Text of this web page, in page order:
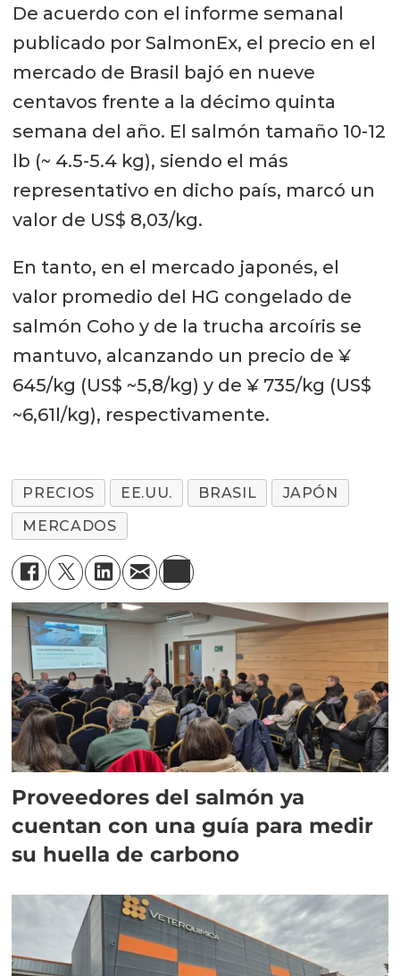
De acuerdo con el informe semanal
publicado por SalmonEx, el precio en el
mercado de Brasil bajó en nueve
centavos frente a la décimo quinta
semana del año. El salmón tamaño 10-12
lb (~ 4.5-5.4 kg), siendo el más
representativo en dicho país, marcó un
valor de US$ 8,03/kg.
En tanto, en el mercado japonés, el
valor promedio del HG congelado de
salmón Coho y de la trucha arcoíris se
mantuvo, alcanzando un precio de ¥
645/kg (US$ ~5,8/kg) y de ¥ 735/kg (US$
~6,61l/kg), respectivamente.
PRECIOS EE.UU. BRASIL
JAPÓN
MERCADOS
Proveedores del salmón ya
cuentan con una guía para medir
su huella de carbono